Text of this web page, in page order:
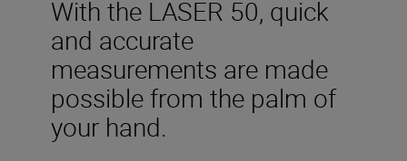
With the LASER 50, quick
and accurate
measurements are made
possible from the palm of
your hand.